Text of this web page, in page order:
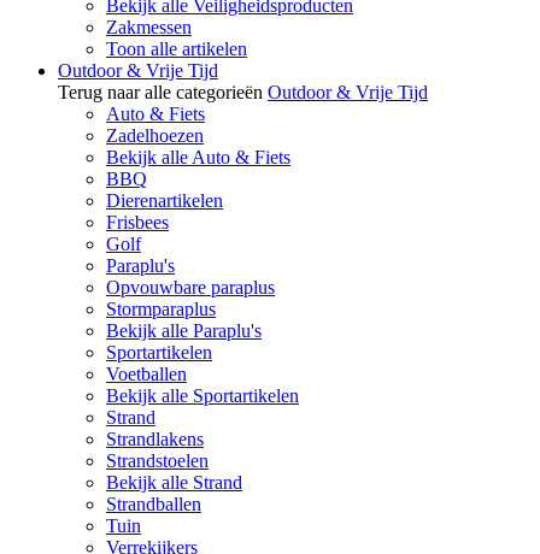
Bekijk alle Veiligheidsproducten
Zakmessen
Toon alle artikelen
Outdoor & Vrije Tijd
Terug naar alle categorieën Outdoor & Vrije Tijd
Auto & Fiets
Zadelhoezen
Bekijk alle Auto & Fiets
BBQ
Dierenartikelen
Frisbees
Golf
Paraplu's
Opvouwbare paraplus
Stormparaplus
Bekijk alle Paraplu's
Sportartikelen
Voetballen
Bekijk alle Sportartikelen
Strand
Strandlakens
Strandstoelen
Bekijk alle Strand
Strandballen
Tuin
Verrekijkers